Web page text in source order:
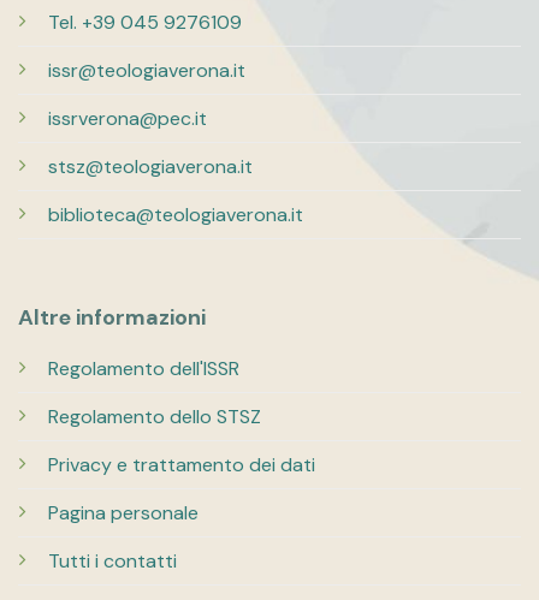
Tel. +39 045 9276109
issr@teologiaverona.it
issrverona@pec.it
stsz@teologiaverona.it
biblioteca@teologiaverona.it
Altre informazioni
Regolamento dell'ISSR
Regolamento dello STSZ
Privacy e trattamento dei dati
Pagina personale
Tutti i contatti